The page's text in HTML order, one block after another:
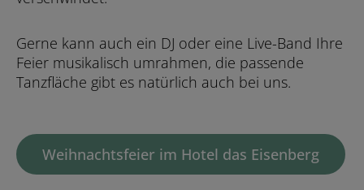
Gerne kann auch ein DJ oder eine Live-Band Ihre
Feier musikalisch umrahmen, die passende
Tanzfläche gibt es natürlich auch bei uns.
Weihnachtsfeier im Hotel das Eisenberg